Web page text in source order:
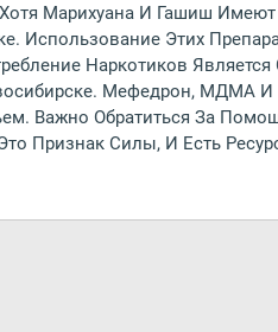
Марихуана И Гашиш
Использование Этих
Наркотиков
Мефедрон, МДМА
Важно Обратиться За
Признак Силы, И Есть